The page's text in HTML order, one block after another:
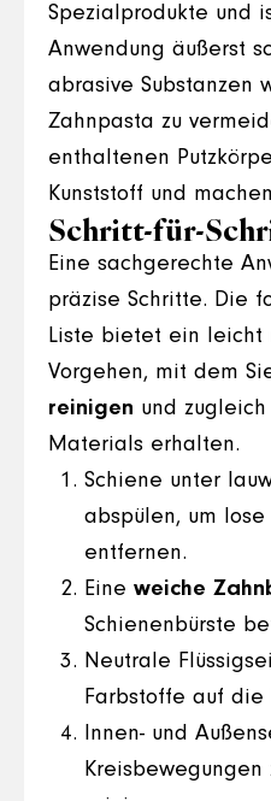
Spezialprodukte und
Anwendung äußerst
abrasive Substanzen
Zahnpasta zu
enthaltenen
Kunststoff und
Schritt-für-
Eine sachgerechte
präzise Schritte. Die
Liste bietet ein leicht
Vorgehen, mit dem
reinigen und
Materials erhalten.
Schiene unter
abspülen, um
entfernen.
Eine weiche
Schienenbürste
Neutrale
Farbstoffe auf die
Innen- und